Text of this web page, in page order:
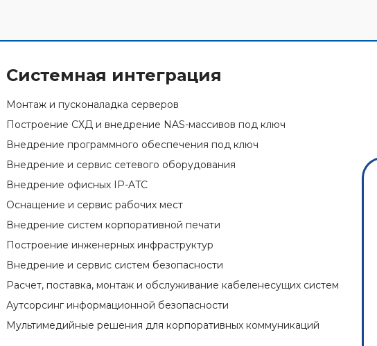
Системная интеграция
Монтаж и пусконаладка серверов
Построение СХД и внедрение NAS-массивов под ключ
Внедрение программного обеспечения под ключ
Внедрение и сервис сетевого оборудования
Внедрение офисных IP-ATC
Оснащение и сервис рабочих мест
Внедрение систем корпоративной печати
Построение инженерных инфраструктур
Внедрение и сервис систем безопасности
Расчет, поставка, монтаж и обслуживание кабеленесущих систем
Аутсорсинг информационной безопасности
Мультимедийные решения для корпоративных коммуникаций